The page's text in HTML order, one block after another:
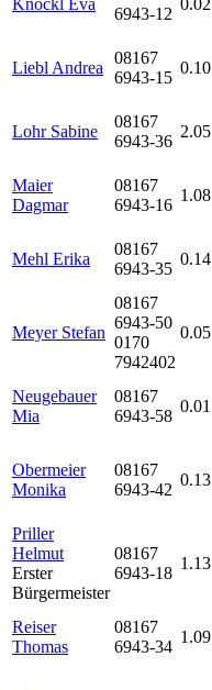
Knöckl Eva
6943-12
0.02
Liebl Andrea
08167
6943-15
0.10
Lohr Sabine
08167
6943-36
2.05
Maier
Dagmar
08167
6943-16
1.08
Mehl Erika
08167
6943-35
0.14
Meyer Stefan
08167
6943-50
0170
7942402
0.05
Neugebauer
Mia
08167
6943-58
0.01
Obermeier
Monika
08167
6943-42
0.13
Priller
Helmut
Erster
Bürgermeister
08167
6943-18
1.13
Reiser
Thomas
08167
6943-34
1.09